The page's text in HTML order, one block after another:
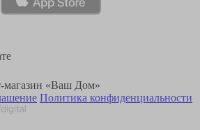
магазин «Ваш Дом»
Политика конфиденциальности